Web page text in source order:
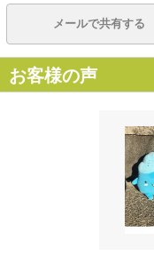
メールで共有する
お客様の声